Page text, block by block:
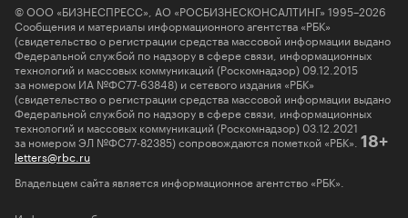
© ООО «БИЗНЕСПРЕСС», АО «РОСБИЗНЕСКОНСАЛТИНГ» 1995–2026
Сообщения и материалы информационного агентства «РБК»
(свидетельство о регистрации средства массовой информации выдано
Федеральной службой по надзору в сфере связи, информационных
технологий и массовых коммуникаций (Роскомнадзор) 09.12.2015
за номером ИА №ФС77-63848) и сетевого издания «РБК»
(свидетельство о регистрации средства массовой информации выдано
Федеральной службой по надзору в сфере связи, информационных
технологий и массовых коммуникаций (Роскомнадзор) 03.12.2021
за номером ЭЛ №ФС77-82385) сопровождаются пометкой «РБК». 18+
letters@rbc.ru
Владельцем сайта является информационное агентство «РБК».